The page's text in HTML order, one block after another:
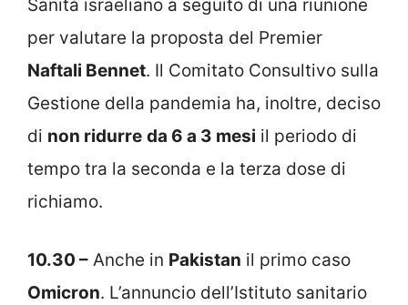
Sanità israeliano a seguito di una riunione
per valutare la proposta del Premier
Naftali Bennet. Il Comitato Consultivo sulla
Gestione della pandemia ha, inoltre, deciso
di non ridurre da 6 a 3 mesi il periodo di
tempo tra la seconda e la terza dose di
richiamo.
10.30 – Anche in Pakistan il primo caso
Omicron. L’annuncio dell’Istituto sanitario